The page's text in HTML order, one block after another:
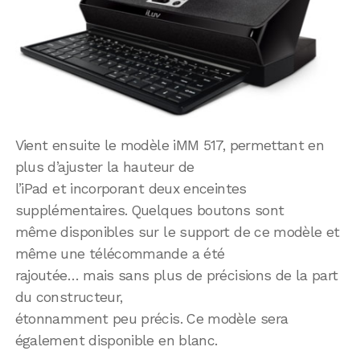
Vient ensuite le modèle iMM 517, permettant en
plus d’ajuster la hauteur de
l’iPad et incorporant deux enceintes
supplémentaires. Quelques boutons sont
même disponibles sur le support de ce modèle et
même une télécommande a été
rajoutée… mais sans plus de précisions de la part
du constructeur,
étonnamment peu précis. Ce modèle sera
également disponible en blanc.